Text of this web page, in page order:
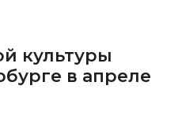
культуры
в апреле